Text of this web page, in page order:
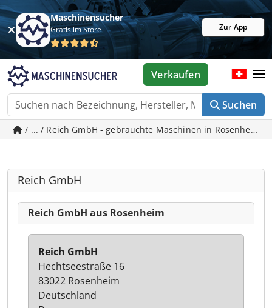
Maschinensucher
Gratis im Store Zur App
Suchen
Verkaufen
/ ... / Reich GmbH - gebrauchte Maschinen in Rosenheim
Reich GmbH
Reich GmbH aus Rosenheim
Reich GmbH
Hechtseestraße 16
83022 Rosenheim
Deutschland